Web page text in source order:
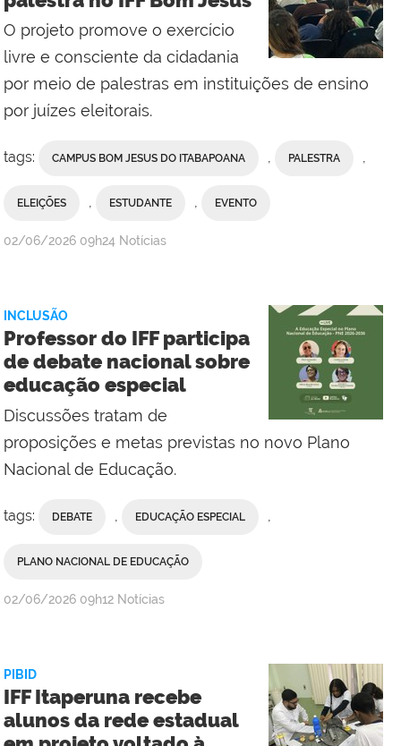
Social
do
Campus
O projeto promove o exercício
livre e consciente da cidadania
por meio de palestras em instituições de ensino
por juízes eleitorais.
tags: CAMPUS BOM JESUS DO ITABAPOANA , PALESTRA ,
ELEIÇÕES , ESTUDANTE , EVENTO
por
Social
do
Campus
Bom
do
Itabapoana
publicado
02/06/2026 09h24 Notícias
INCLUSÃO
Professor do IFF participa
de debate nacional sobre
educação especial
Discussões tratam de
proposições e metas previstas no novo Plano
Nacional de Educação.
tags: DEBATE , EDUCAÇÃO ESPECIAL ,
PLANO NACIONAL DE EDUCAÇÃO
por
Social
do
Campus
publicado
02/06/2026 09h12 Notícias
PIBID
IFF Itaperuna recebe
alunos da rede estadual